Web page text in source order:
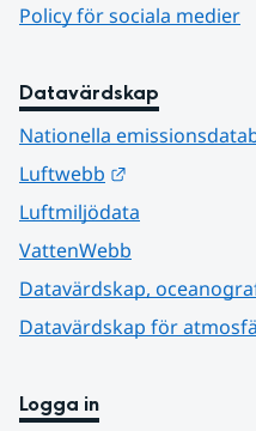
Policy för sociala medier
Datavärdskap
Nationella
Luftwebb
Luftmiljödata
VattenWebb
Datavärdskap,
Datavärdskap för
Logga in